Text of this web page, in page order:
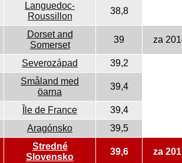
Languedoc-
Roussillon
38,8
Dorset and
Somerset
39 za
Severozápad 39,2
Småland med
öarna
39,4
Île de France
39,4
Aragónsko 39,5
Stredné
Slovensko
39,6 za